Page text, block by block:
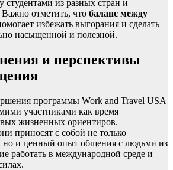
из разных стран и
отметить, что баланс между
избежать выгорания и сделать
насыщенной и полезной.
и перспективы
программы Work and Travel USA
участниками как время
жизненных ориентиров.
приносят с собой не только
но и ценный опыт общения с людьми из
работать в международной среде и